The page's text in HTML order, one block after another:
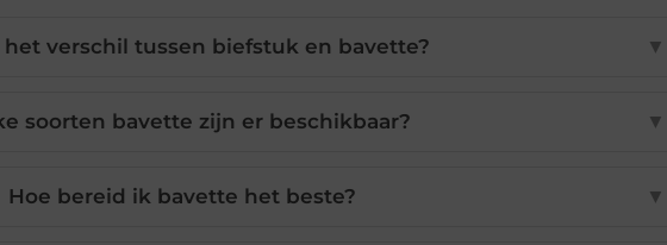
het verschil tussen biefstuk en bavette? ▼
soorten bavette zijn er beschikbaar? ▼
Hoe bereid ik bavette het beste? ▼